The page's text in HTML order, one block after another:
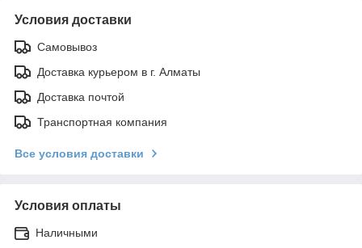
Условия доставки
Самовывоз
Доставка курьером в г. Алматы
Доставка почтой
Транспортная компания
Все условия доставки
Условия оплаты
Наличными